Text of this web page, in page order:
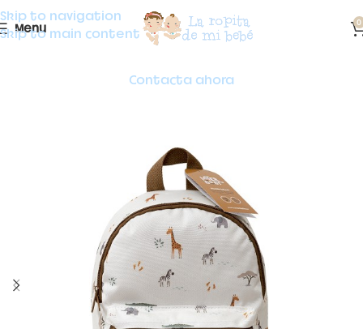
Skip to navigation
Skip to main content
Menu 0
Contacta ahora